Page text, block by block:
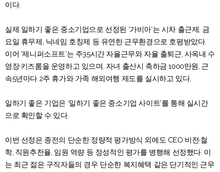
이다.
실제 일하기 좋은 중소기업으로 선정된 ‘가비아‘는 시차 출근제, 금
요일 휴무제, 닉네임 호칭제 등 유연한 근무환경으로 호평받았다.
이어 ’제니퍼소프트‘는 주35시간 자율근무와 자율 출퇴근, 사옥내 수
영장·키즈룸을 운영하고 있으며, 자녀 출산시 축하금 1000만원, 근
속5년마다 2주 휴가와 가족 해외여행 제도를 실시하고 있다.
일하기 좋은 기업은 ‘일하기 좋은 중소기업 사이트’를 통해 실시간
으로 확인할 수 있다.
이번 선정은 종전의 단순한 정량적 평가방식 외에도 CEO 비전·철
학, 직원추천율, 임원 역량 등 정성적인 평가를 병행해 선정했다. 이
는 최근 젊은 구직자들의 경우 단순한 복지혜택 같은 단기적인 근무